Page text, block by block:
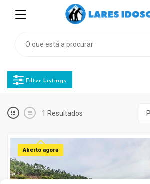
Filter Listings
1 Resultados
Aberto agora